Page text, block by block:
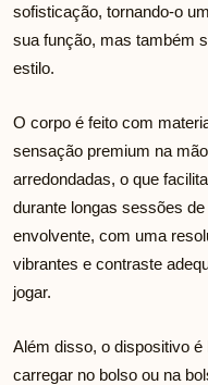
sofisticação, tornando-o
sua função, mas também
estilo.
O corpo é feito com
sensação premium na
arredondadas, o que
durante longas sessões
envolvente, com uma
vibrantes e contraste
jogar.
Além disso, o dispositivo é
carregar no bolso ou na